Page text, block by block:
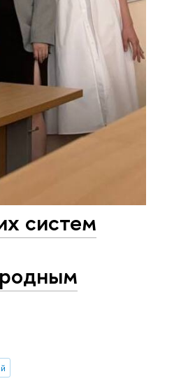
систем